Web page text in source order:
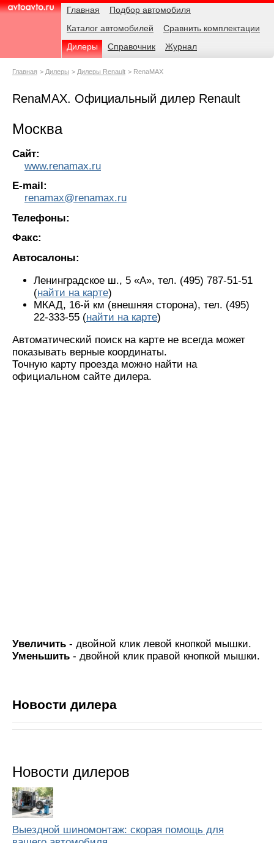
AvtoAvto.ru
Навигация Главная
Подбор автомобиля
Каталог автомобилей
Сравнить комплектации
Дилеры
Справочник Журнал
Родительские
Главная Дилеры Дилеры Renault RenaMAX
RenaMAX. Официальный дилер Renault
Москва
Сайт:
www.renamax.ru
E-mail:
renamax@renamax.ru
Телефоны:
Факс:
Автосалоны:
Ленинградское ш., 5 «А», тел. (495) 787-51-51
(найти на карте)
МКАД, 16-й км (внешняя сторона), тел. (495)
22-333-55 (найти на карте)
Автоматический поиск на карте не всегда может
показывать верные координаты.
Точную карту проезда можно найти на
официальном сайте дилера.
Увеличить - двойной клик левой кнопкой мышки.
Уменьшить - двойной клик правой кнопкой мышки.
Новости дилера
Новости дилеров
Выездной шиномонтаж: скорая помощь для